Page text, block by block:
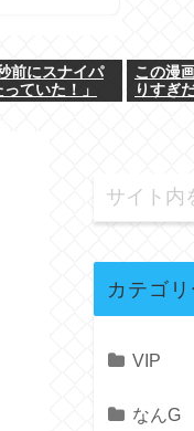
前にスナイパ
ていた！」
この漫
りすぎ
カテゴリ
VIP
なんG